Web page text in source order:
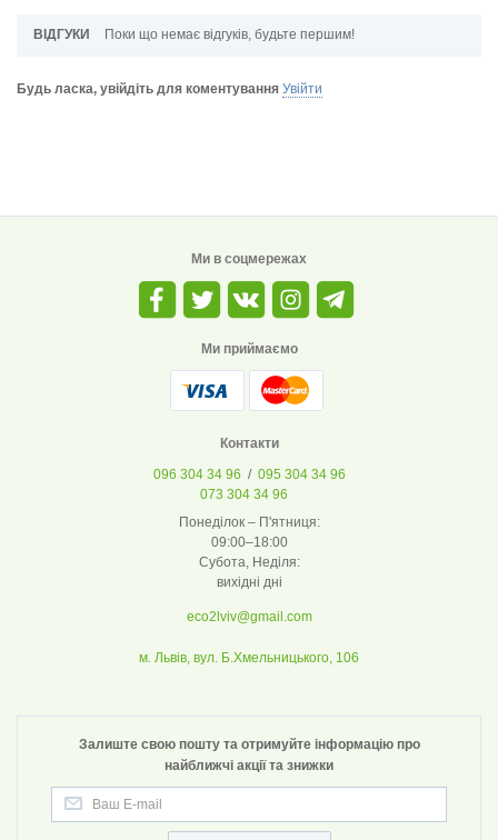
ВІДГУКИ Поки що немає відгуків, будьте першим!
Будь ласка, увійдіть для коментування Увійти
Ми в соцмережах
Ми приймаємо
Контакти
096 304 34 96 / 095 304 34 96
073 304 34 96
Понеділок – П'ятниця:
09:00–18:00
Субота, Неділя:
вихідні дні
eco2lviv@gmail.com
м. Львів, вул. Б.Хмельницького, 106
Залиште свою пошту та отримуйте інформацію про
найближчі акції та знижки